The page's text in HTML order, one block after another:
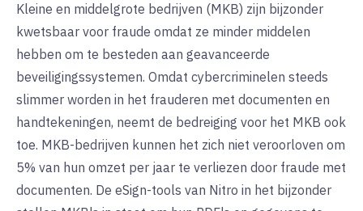
Kleine en middelgrote bedrijven (MKB) zijn bijzonder
kwetsbaar voor fraude omdat ze minder middelen
hebben om te besteden aan geavanceerde
beveiligingssystemen. Omdat cybercriminelen steeds
slimmer worden in het frauderen met documenten en
handtekeningen, neemt de bedreiging voor het MKB ook
toe. MKB-bedrijven kunnen het zich niet veroorloven om
5% van hun omzet per jaar te verliezen door fraude met
documenten. De eSign-tools van Nitro in het bijzonder